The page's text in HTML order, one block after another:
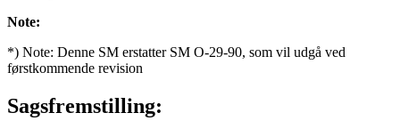
Note:
*) Note: Denne SM erstatter SM O-29-90, som vil udgå ved
førstkommende revision
Sagsfremstilling: